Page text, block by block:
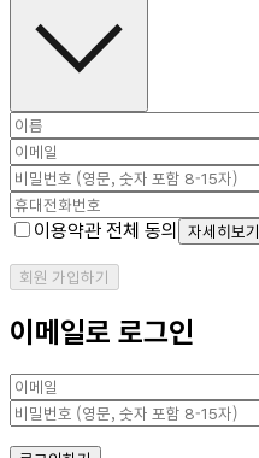
이용약관 전체 동의 자세히보기
회원 가입하기
이메일로 로그인